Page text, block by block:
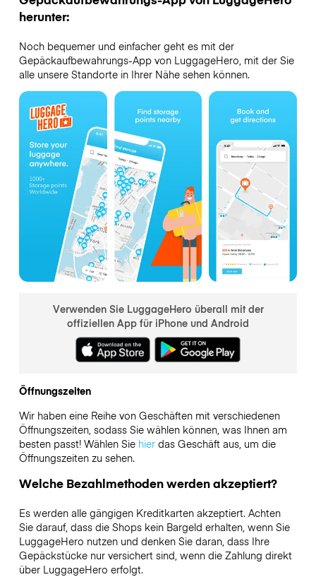
herunter:
Noch bequemer und einfacher geht es mit der
Gepäckaufbewahrungs-App von LuggageHero, mit der Sie
alle unsere Standorte in Ihrer Nähe sehen können.
Verwenden Sie LuggageHero überall mit der
offiziellen App für iPhone und Android
Öffnungszeiten
Wir haben eine Reihe von Geschäften mit verschiedenen
Öffnungszeiten, sodass Sie wählen können, was Ihnen am
besten passt! Wählen Sie hierdas Geschäft aus, um die
Öffnungszeiten zu sehen.
Welche Bezahlmethoden werden akzeptiert?
Es werden alle gängigen Kreditkarten akzeptiert. Achten
Sie darauf, dass die Shops kein Bargeld erhalten, wenn Sie
LuggageHero nutzen und denken Sie daran, dass Ihre
Gepäckstücke nur versichert sind, wenn die Zahlung direkt
über LuggageHero erfolgt.